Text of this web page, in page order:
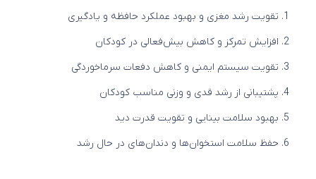
تقویت رشد مغزی و بهبود عملکرد حافظه و یادگیری
افزایش تمرکز و کاهش بیش‌فعالی در کودکان
تقویت سیستم ایمنی و کاهش دفعات سرماخوردگی
پشتیبانی از رشد قدی و وزنی مناسب کودکان
بهبود سلامت بینایی و تقویت قدرت دید
حفظ سلامت استخوان‌ها و دندان‌های در حال رشد